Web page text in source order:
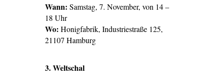
Wann: Samstag, 7. November, von 14 –
18 Uhr
Wo: Honigfabrik, Industriestraße 125,
21107 Hamburg
3. Weltschal